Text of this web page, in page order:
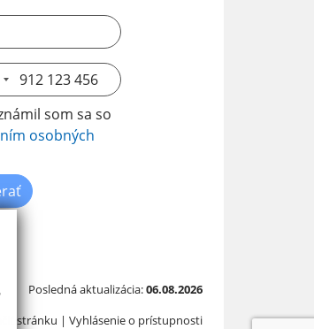
som sa so
osobných
Posledná aktualizácia:06.08.2026
stránku | Vyhlásenie o prístupnosti